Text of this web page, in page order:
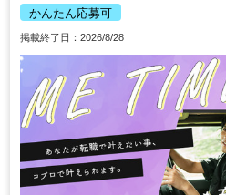
かんたん応募可
掲載終了日：2026/8/28